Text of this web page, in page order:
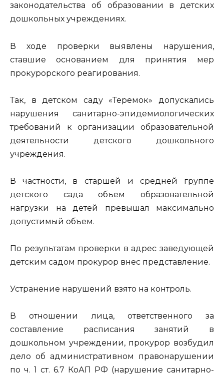
законодательства об образовании в детских
дошкольных учреждениях.
В ходе проверки выявлены нарушения,
ставшие основанием для принятия мер
прокурорского реагирования.
Так, в детском саду «Теремок» допускались
нарушения санитарно-эпидемиологических
требований к организации образовательной
деятельности детского дошкольного
учреждения.
В частности, в старшей и средней группе
детского сада объем образовательной
нагрузки на детей превышал максимально
допустимый объем.
По результатам проверки в адрес заведующей
детским садом прокурор внес представление.
Устранение нарушений взято на контроль.
В отношении лица, ответственного за
составление расписания занятий в
дошкольном учреждении, прокурор возбудил
дело об административном правонарушении
по ч. 1 ст. 6.7 КоАП РФ (нарушение санитарно-